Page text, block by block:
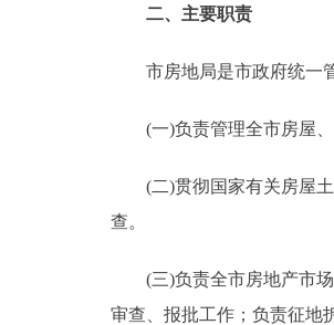
ENGLISH
ITALIANO
二、主要职责
市房地局是市政府统一管
(一)负责管理全市房屋、
(二)贯彻国家有关房屋土
查。
(三)负责全市房地产市场
审查、报批工作；负责征地